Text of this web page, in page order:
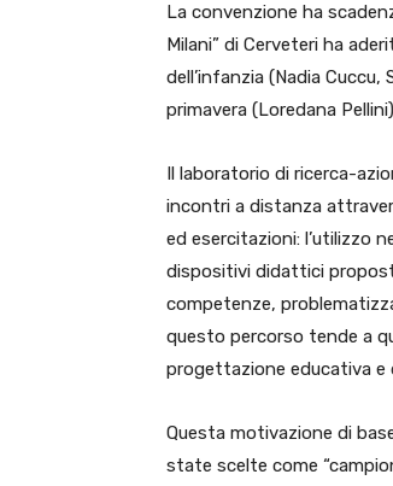
La convenzione ha
Milani” di Cerveteri ha
dell’infanzia (Nadia Cuccu,
primavera (Loredana
Il laboratorio di ricerca-
incontri a distanza
ed esercitazioni: l’utilizzo
dispositivi didattici
competenze,
questo percorso tende a
progettazione educativa e
Questa motivazione di
state scelte come